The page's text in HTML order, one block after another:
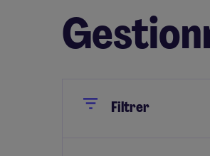
CloseFiltrer